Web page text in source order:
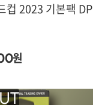
컵 2023 기본팩 DP
원